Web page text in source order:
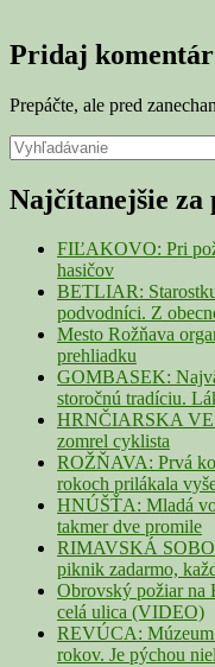
Pridaj komentár
Prepáčte, ale pred
Primary
Sidebar
Widget
Area
Search
for:
Najčítanejšie za
FIĽAKOVO: Pri
hasičov
BETLIAR:
podvodníci. Z
Mesto Rožňava
prehliadku
GOMBASEK:
storočnú tradíciu.
HRNČIARSKA
zomrel cyklista
ROŽŇAVA: Prvá
rokoch prilákala
HNÚŠŤA: Mladá
takmer dve promile
RIMAVSKÁ
piknik zadarmo,
Obrovský požiar na
celá ulica (VIDEO)
REVÚCA: Múzeum
rokov. Je pýchou